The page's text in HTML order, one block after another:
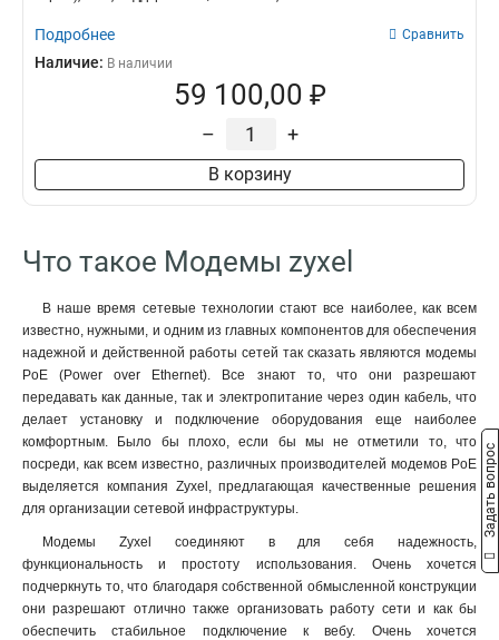
Подробнее Сравнить
Наличие: В наличии
59 100,00 ₽
– +
В корзину
Что такое Модемы zyxel
В наше время сетевые технологии стают все наиболее, как всем
известно, нужными, и одним из главных компонентов для обеспечения
надежной и действенной работы сетей так сказать являются модемы
PoE (Power over Ethernet). Все знают то, что они разрешают
передавать как данные, так и электропитание через один кабель, что
делает установку и подключение оборудования еще наиболее
комфортным. Было бы плохо, если бы мы не отметили то, что
посреди, как всем известно, различных производителей модемов PoE
выделяется компания Zyxel, предлагающая качественные решения
для организации сетевой инфраструктуры.
Модемы Zyxel соединяют в для себя надежность,
функциональность и простоту использования. Очень хочется
подчеркнуть то, что благодаря собственной обмысленной конструкции
они разрешают отлично также организовать работу сети и как бы
обеспечить стабильное подключение к вебу. Очень хочется
Задать вопрос